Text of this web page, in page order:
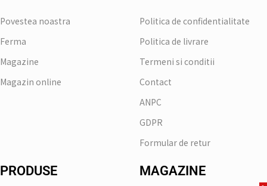
Povestea noastra
Ferma
Magazine
Magazin online
Politica de confidentialitate
Politica de livrare
Termeni si conditii
Contact
ANPC
GDPR
Formular de retur
PRODUSE MAGAZINE